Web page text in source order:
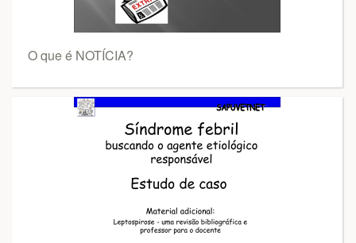
O que é NOTÍCIA?